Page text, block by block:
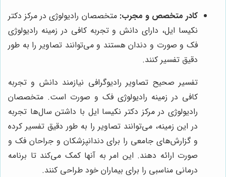
کادر متخصص و مجرب: متخصصان رادیولوژی در مرکز دکتر
نکیسا ایل، دارای دانش و تجربه کافی در زمینه رادیولوژی
فک و صورت و دندان هستند و می‌توانند تصاویر را به طور
دقیق تفسیر کنند.
تفسیر صحیح تصاویر رادیوگرافی نیازمند دانش و تجربه
کافی در زمینه رادیولوژی فک و صورت است. متخصصان
رادیولوژی در مرکز دکتر نکیسا ایل با داشتن سال‌ها تجربه
در این زمینه، می‌توانند تصاویر را به طور دقیق تفسیر کرده
و گزارش‌های جامعی را برای دندانپزشکان و جراحان فک و
صورت ارائه دهند. این امر به آنها کمک می‌کند تا برنامه
درمانی مناسبی را برای بیماران خود طراحی کنند.